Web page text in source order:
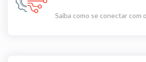
Saiba como se conectar com